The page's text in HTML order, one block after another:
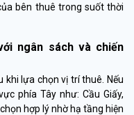
bên thuê trong suốt thời
ngân sách và chiến
khi lựa chọn vị trí thuê. Nếu
phía Tây như: Cầu Giấy,
hợp lý nhờ hạ tầng hiện